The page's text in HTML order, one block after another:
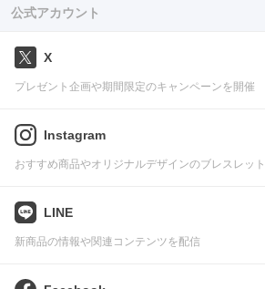
公式アカウント
X
プレゼント企画や期間限定のキャンペーンを開催
Instagram
おすすめ商品やオリジナルデザインのブレスレッ
LINE
新商品の情報や関連コンテンツを配信